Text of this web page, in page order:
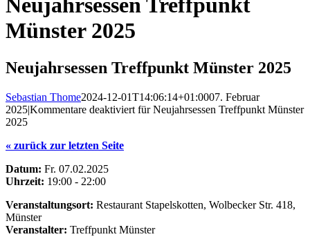
Neujahrsessen Treffpunkt
Münster 2025
Neujahrsessen Treffpunkt Münster 2025
Sebastian Thome2024-12-01T14:06:14+01:0007. Februar
2025|Kommentare deaktiviert für Neujahrsessen Treffpunkt Münster
2025
« zurück zur letzten Seite
Datum: Fr. 07.02.2025
Uhrzeit: 19:00 - 22:00
Veranstaltungsort: Restaurant Stapelskotten, Wolbecker Str. 418,
Münster
Veranstalter: Treffpunkt Münster